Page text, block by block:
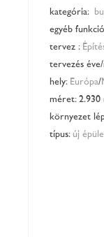
kategória:
egyéb
tervező:
tervezés éve/
hely: Európa/
méret: 2.930
környezet
típus: új